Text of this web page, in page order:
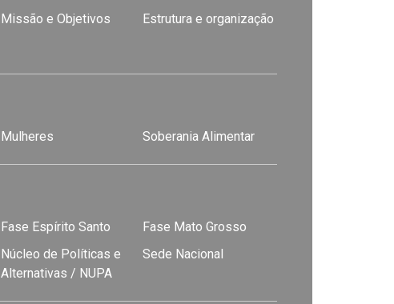
Missão e Objetivos
Estrutura e organização
Mulheres Soberania Alimentar
Fase Espírito Santo
Fase Mato Grosso
Núcleo de Políticas e
Alternativas / NUPA
Sede Nacional